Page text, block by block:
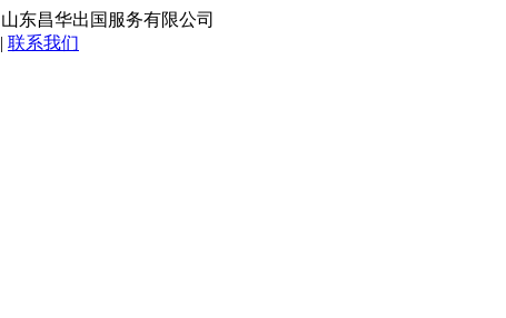
山东昌华出国服务有限公司
| 联系我们